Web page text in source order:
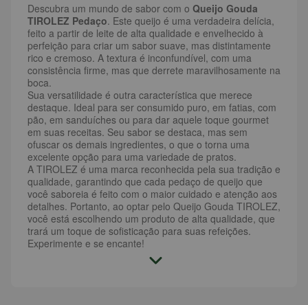
Descubra um mundo de sabor com o Queijo Gouda
TIROLEZ Pedaço. Este queijo é uma verdadeira delícia,
feito a partir de leite de alta qualidade e envelhecido à
perfeição para criar um sabor suave, mas distintamente
rico e cremoso. A textura é inconfundível, com uma
consistência firme, mas que derrete maravilhosamente na
boca.
Sua versatilidade é outra característica que merece
destaque. Ideal para ser consumido puro, em fatias, com
pão, em sanduíches ou para dar aquele toque gourmet
em suas receitas. Seu sabor se destaca, mas sem
ofuscar os demais ingredientes, o que o torna uma
excelente opção para uma variedade de pratos.
A TIROLEZ é uma marca reconhecida pela sua tradição e
qualidade, garantindo que cada pedaço de queijo que
você saboreia é feito com o maior cuidado e atenção aos
detalhes. Portanto, ao optar pelo Queijo Gouda TIROLEZ,
você está escolhendo um produto de alta qualidade, que
trará um toque de sofisticação para suas refeições.
Experimente e se encante!